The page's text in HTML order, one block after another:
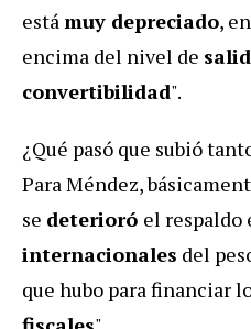
estámuy depreciado,
encima del nivel de
convertibilidad".
¿Qué pasó que subió
Para Méndez,
se deterioró el respaldo
internacionales del
que hubo para financiar